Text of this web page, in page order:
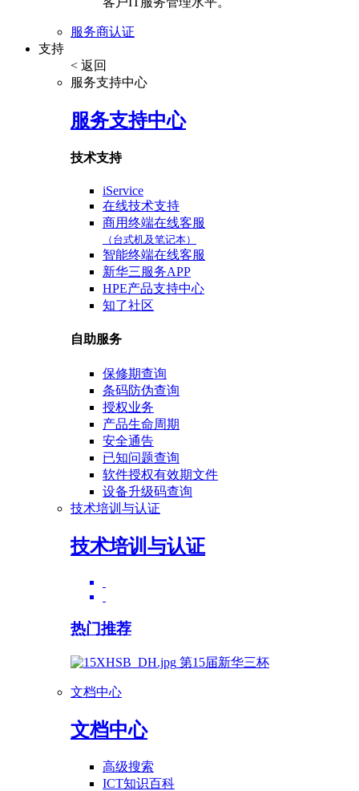
服务商认证
支持
< 返回
服务支持中心
服务支持中心
技术支持
iService
在线技术支持
商用终端在线客服
（台式机及笔记本）
智能终端在线客服
新华三服务APP
HPE产品支持中心
知了社区
自助服务
保修期查询
条码防伪查询
授权业务
产品生命周期
安全通告
已知问题查询
软件授权有效期文件
设备升级码查询
技术培训与认证
技术培训与认证
热门推荐
第15届新华三杯
文档中心
文档中心
高级搜索
ICT知识百科